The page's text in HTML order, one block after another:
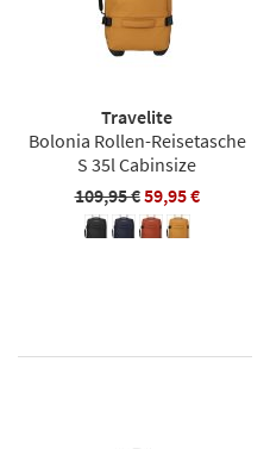
Travelite
Bolonia Rollen-Reisetasche
S 35l Cabinsize
109,95 €59,95 €